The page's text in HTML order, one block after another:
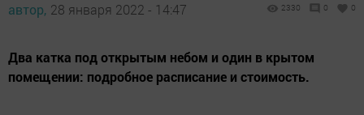
автор, 28 января 2022 - 14:47 2330 0 0
Два катка под открытым небом и один в крытом
помещении: подробное расписание и стоимость.